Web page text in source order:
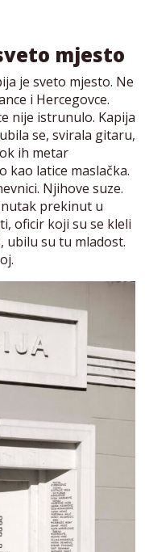
mjesto
je sveto mjesto. Ne
i Hercegovce.
nije istrunulo. Kapija
se, svirala gitaru,
ih metar
kao latice maslačka.
Njihove suze.
prekinut u
oficir koji su se kleli
ubilu su tu mladost.